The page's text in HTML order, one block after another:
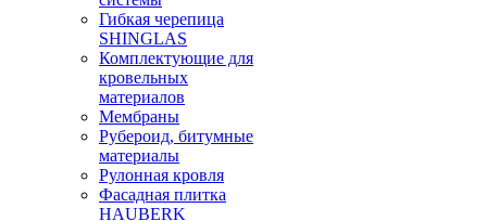
Гибкая черепица
SHINGLAS
Комплектующие для
кровельных
материалов
Мембраны
Рубероид, битумные
материалы
Рулонная кровля
Фасадная плитка
HAUBERK